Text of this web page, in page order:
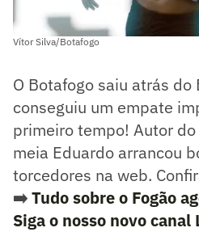
Vítor Silva/Botafogo
O Botafogo saiu atrás do
conseguiu um empate
primeiro tempo! Autor
meia Eduardo arrancou
torcedores na web.
➡️Tudo sobre o Fogão
Siga o nosso novo canal